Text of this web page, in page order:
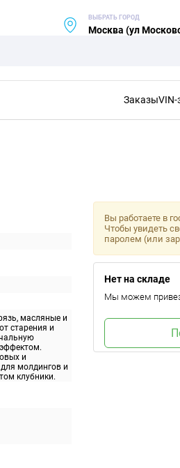
ВЫБРАТЬ ГОРОД
Москва (ул
Заказы
масляные и
старения и
и
молдингов и
клубники.
Вы работаете в
Чтобы увидеть
паролем (или
Нет на складе
Мы можем